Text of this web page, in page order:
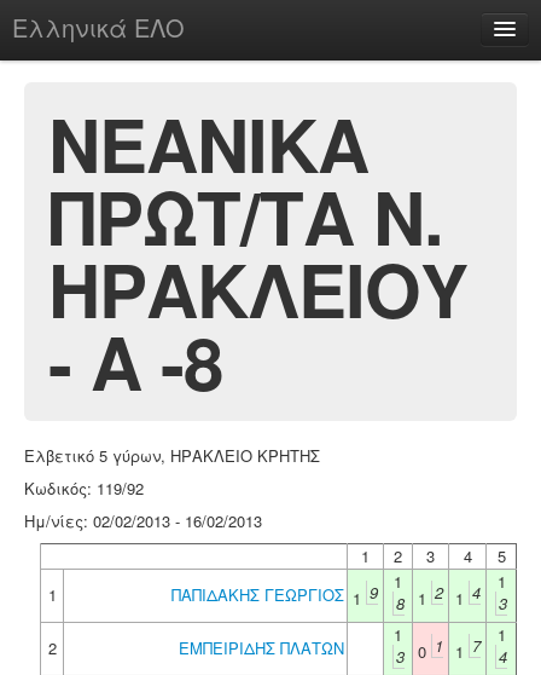
Ελληνικά ΕΛΟ
chesstu.be @ discord
Login
ΝΕΑΝΙΚΑ
ΠΡΩΤ/ΤΑ Ν.
ΗΡΑΚΛΕΙΟΥ
- Α -8
Ελβετικό 5 γύρων, ΗΡΑΚΛΕΙΟ ΚΡΗΤΗΣ
Κωδικός: 119/92
Ημ/νίες: 02/02/2013 - 16/02/2013
1
2 3 4
5
1
ΠΑΠΙΔΑΚΗΣ ΓΕΩΡΓΙΟΣ 1 9
1
8
1 2 1 4
1
3
2
ΕΜΠΕΙΡΙΔΗΣ ΠΛΑΤΩΝ
1
3
0 1 1 7
1
4